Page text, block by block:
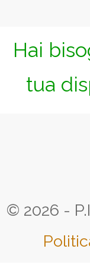
Hai
tua
© 2026 -